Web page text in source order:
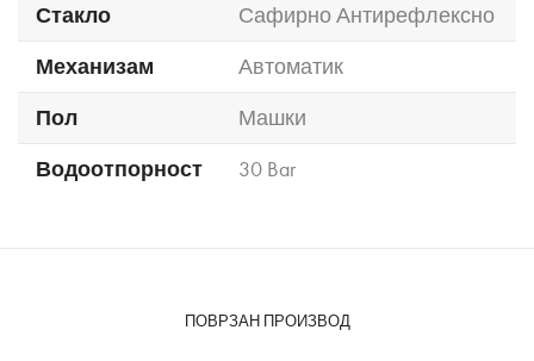
Стакло
Сафирно Антирефлексно
Механизам
Автоматик
Пол
Машки
Водоотпорност
30 Bar
ПОВРЗАН ПРОИЗВОД